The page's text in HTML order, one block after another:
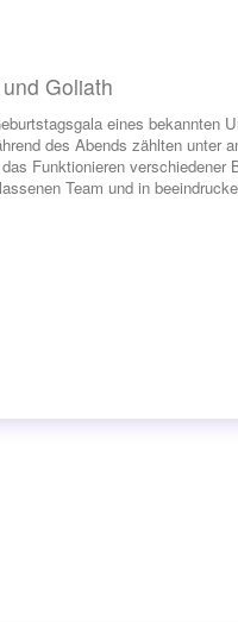
Goliath
eines bekannten
des Abends zählten unter
Funktionieren
Team und in